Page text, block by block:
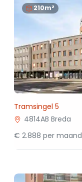
210m²
Tramsingel 5
4814AB Breda
€ 2.888 per maand